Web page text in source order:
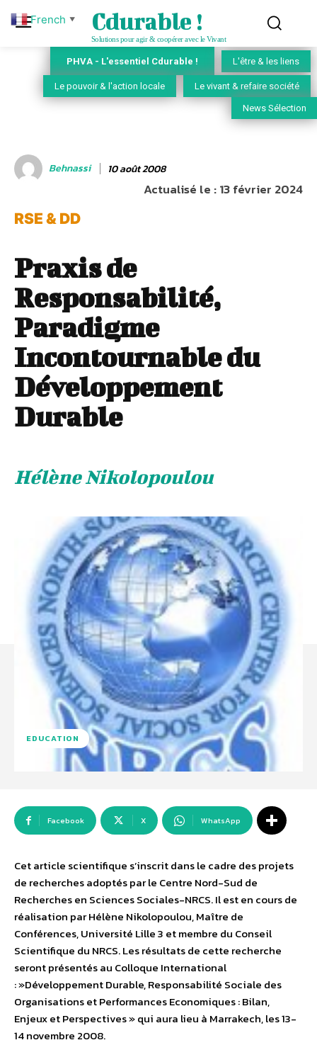
Cdurable !
Solutions pour agir & coopérer avec le Vivant
PHVA - L'essentiel Cdurable ! L'être & les liens
Le pouvoir & l'action locale Le vivant & refaire société
News Sélection
Behnassi 10 août 2008
Actualisé le :13 février 2024
RSE & DD
Praxis de
Responsabilité,
Paradigme
Incontournable du
Développement
Durable
Hélène Nikolopoulou
EDUCATION
Facebook X WhatsApp
Cet article scientifique s’inscrit dans le cadre des projets
de recherches adoptés par le Centre Nord-Sud de
Recherches en Sciences Sociales-NRCS. Il est en cours de
réalisation par Hélène Nikolopoulou, Maître de
Conférences, Université Lille 3 et membre du Conseil
Scientifique du NRCS. Les résultats de cette recherche
seront présentés au Colloque International
: »Développement Durable, Responsabilité Sociale des
Organisations et Performances Economiques : Bilan,
Enjeux et Perspectives » qui aura lieu à Marrakech, les 13-
14 novembre 2008.
French ▼